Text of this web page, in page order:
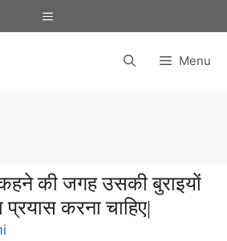
Menu
Menu
की जगह उसकी बुराइयों
करना चाहिए|